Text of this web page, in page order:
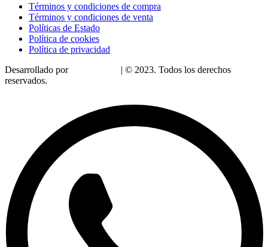
Términos y condiciones de compra
Términos y condiciones de venta
Políticas de Estado
Política de cookies
Política de privacidad
Desarrollado por
| © 2023. Todos los derechos
reservados.